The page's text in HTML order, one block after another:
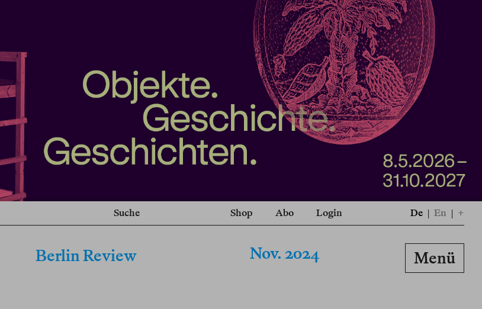
Suche Shop Abo Login De | En | +
Berlin Review Nov. 2024 Menü